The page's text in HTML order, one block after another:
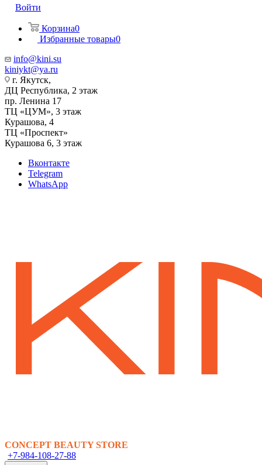
Войти
Корзина0
Избранные товары0
info@kini.su
kiniykt@ya.ru
г. Якутск, ​‌
ДЦ Республика, 2 этаж
‌‌пр. Ленина 17
‌ТЦ «ЦУМ», 3 этаж
‌Курашова, 4
ТЦ «Проспект»
Курашова 6, 3 этаж
Вконтакте
Telegram
WhatsApp
CONCEPT BEAUTY STORE
+7-984-108-27-88